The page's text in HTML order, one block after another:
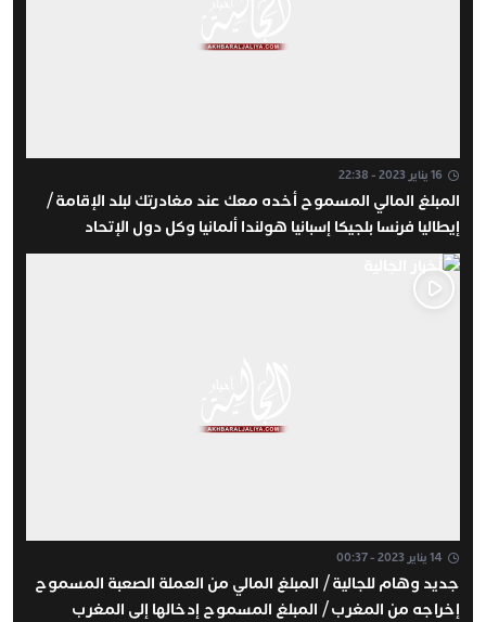
16 يناير 2023 - 22:38
المبلغ المالي المسموح أخده معك عند مغادرتك لبلد الإقامة /
إيطاليا فرنسا بلجيكا إسبانيا هولندا ألمانيا وكل دول الإتحاد
الأوروبي
14 يناير 2023 - 00:37
جديد وهام للجالية / المبلغ المالي من العملة الصعبة المسموح
إخراجه من المغرب / المبلغ المسموح إدخالها إلى المغرب